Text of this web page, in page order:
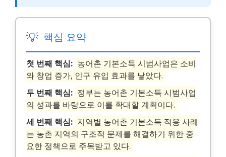
💡 핵심 요약
첫 번째 핵심: 농어촌 기본소득 시범사업은 소비
와 창업 증가, 인구 유입 효과를 낳았다.
두 번째 핵심: 정부는 농어촌 기본소득 시범사업
의 성과를 바탕으로 이를 확대할 계획이다.
세 번째 핵심: 지역별 농어촌 기본소득 적용 사례
는 농촌 지역의 구조적 문제를 해결하기 위한 중
요한 정책으로 주목받고 있다.